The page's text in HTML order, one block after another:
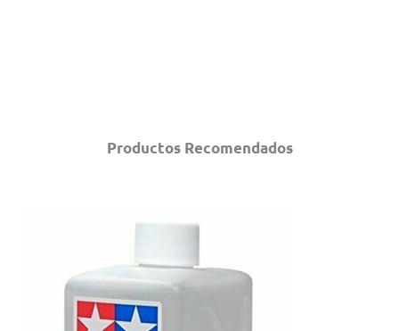
Productos Recomendados